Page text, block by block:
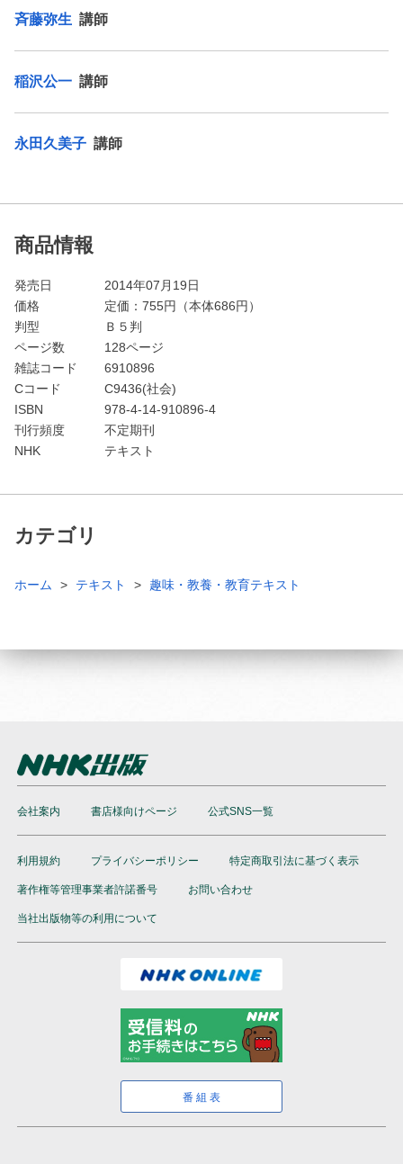
斉藤弥生 講師
稲沢公一 講師
永田久美子 講師
商品情報
発売日
2014年07月19日
価格
定価： 755円（本体686円）
判型
Ｂ５判
ページ数
128ページ
雑誌コード
6910896
Cコード
C9436(社会)
ISBN
978-4-14-910896-4
刊行頻度
不定期刊
NHK
テキスト
カテゴリ
ホーム テキスト 趣味・教養・教育テキスト
会社案内 書店様向けページ 公式SNS一覧
利用規約 プライバシーポリシー 特定商取引法に基づく表示
著作権等管理事業者許諾番号 お問い合わせ
当社出版物等の利用について
番組表